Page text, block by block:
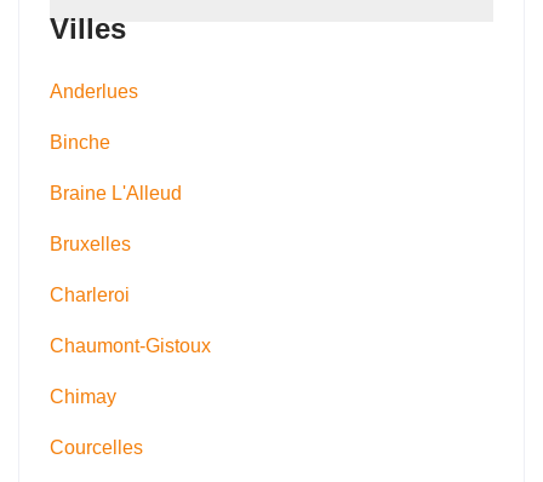
Villes
Anderlues
Binche
Braine L'Alleud
Bruxelles
Charleroi
Chaumont-Gistoux
Chimay
Courcelles